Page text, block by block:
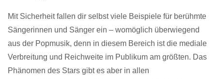
Mit Sicherheit fallen dir selbst viele Beispiele für berühmte
Sängerinnen und Sänger ein – womöglich überwiegend
aus der Popmusik, denn in diesem Bereich ist die mediale
Verbreitung und Reichweite im Publikum am größten. Das
Phänomen des Stars gibt es aber in allen